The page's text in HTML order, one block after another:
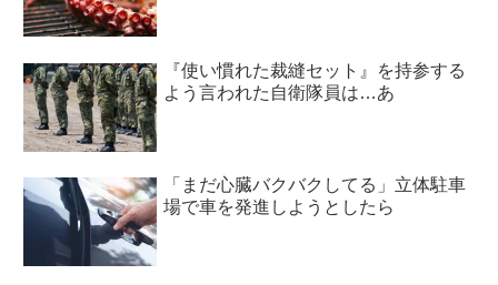
『使い慣れた裁縫セット』を持参する
よう言われた自衛隊員は…あ
「まだ心臓バクバクしてる」立体駐車
場で車を発進しようとしたら